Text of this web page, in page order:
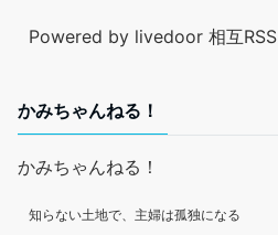
Powered by livedoor 相互RSS
かみちゃんねる！
かみちゃんねる！
知らない土地で、主婦は孤独になる